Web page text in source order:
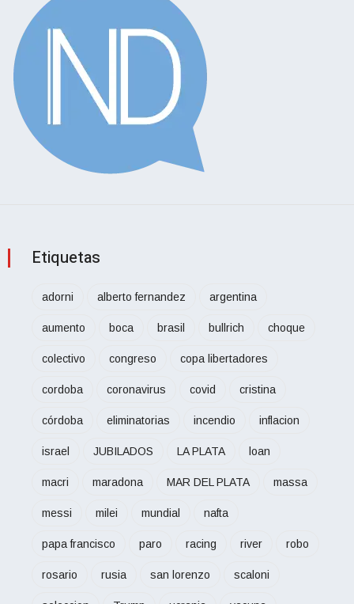
Etiquetas
adorni alberto fernandez argentina
aumento boca brasil bullrich choque
colectivo congreso copa libertadores
cordoba coronavirus covid cristina
córdoba eliminatorias incendio inflacion
israel JUBILADOS LA PLATA loan
macri maradona MAR DEL PLATA massa
messi milei mundial nafta
papa francisco paro racing river robo
rosario rusia san lorenzo scaloni